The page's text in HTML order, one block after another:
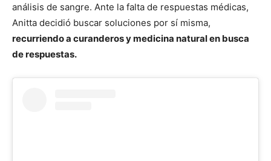
análisis de sangre. Ante la falta de respuestas médicas,
Anitta decidió buscar soluciones por sí misma,
recurriendo a curanderos y medicina natural en busca
de respuestas.